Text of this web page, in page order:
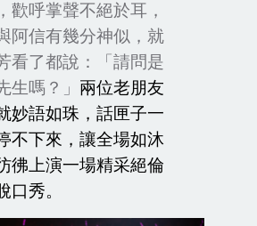
歡呼掌聲不絕於耳，
阿信有幾分神似，就
看了都說：「請問是
生嗎？」 兩位老朋友
妙語如珠，話匣子一
不下來，讓全場如沐
彿上演一場精采絕倫
口秀。